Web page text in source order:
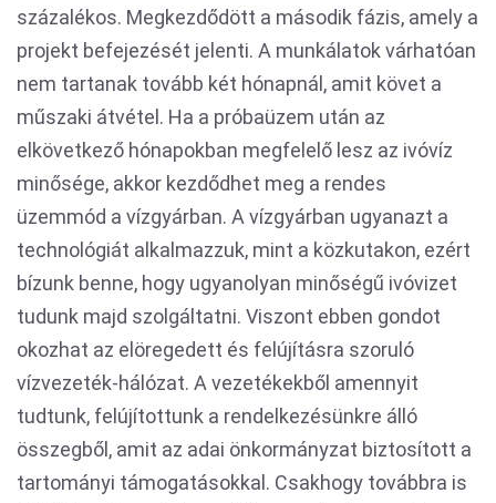
százalékos. Megkezdődött a második fázis, amely a
projekt befejezését jelenti. A munkálatok várhatóan
nem tartanak tovább két hónapnál, amit követ a
műszaki átvétel. Ha a próbaüzem után az
elkövetkező hónapokban megfelelő lesz az ivóvíz
minősége, akkor kezdődhet meg a rendes
üzemmód a vízgyárban. A vízgyárban ugyanazt a
technológiát alkalmazzuk, mint a közkutakon, ezért
bízunk benne, hogy ugyanolyan minőségű ivóvizet
tudunk majd szolgáltatni. Viszont ebben gondot
okozhat az elöregedett és felújításra szoruló
vízvezeték-hálózat. A vezetékekből amennyit
tudtunk, felújítottunk a rendelkezésünkre álló
összegből, amit az adai önkormányzat biztosított a
tartományi támogatásokkal. Csakhogy továbbra is